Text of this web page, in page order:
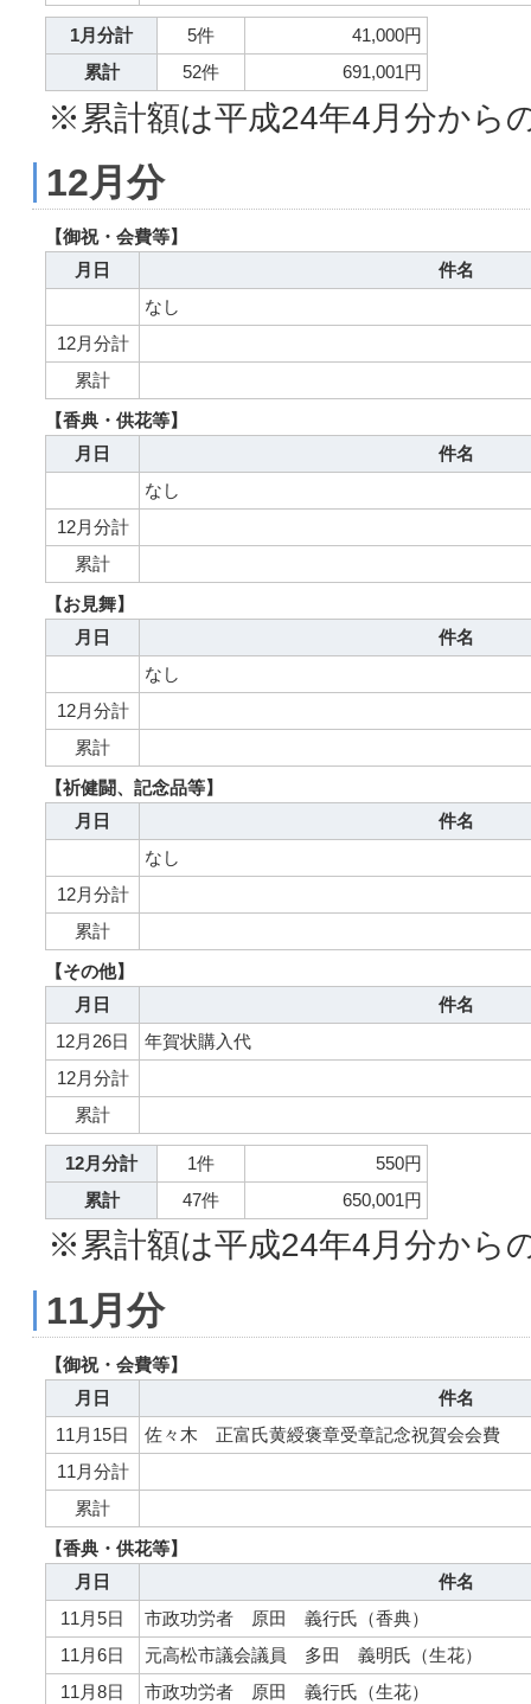
1月分計 5件
41,000円
累計
52件 691,001円
※累計額は平成24年4月分から
12月分
【御祝・会費等】
月日
件名
なし
12月分計
累計
【香典・供花等】
月日
件名
なし
12月分計
累計
【お見舞】
月日
件名
なし
12月分計
累計
【祈健闘、記念品等】
月日
件名
なし
12月分計
累計
【その他】
月日
件名
12月26日
年賀状購入代
12月分計
累計
12月分計 1件
550円
累計
47件 650,001円
※累計額は平成24年4月分から
11月分
【御祝・会費等】
月日
件名
11月15日
佐々木 正富氏黄綬褒章受章記念祝賀会会費
11月分計
累計
【香典・供花等】
月日
件名
11月5日
市政功労者 原田 義行氏（香典）
11月6日
元高松市議会議員 多田 義明氏（生花）
11月8日
市政功労者 原田 義行氏（生花）